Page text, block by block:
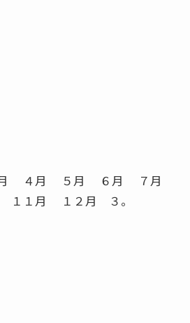
月 ４月 ５月 ６月 ７月
１月 １２月 ３。